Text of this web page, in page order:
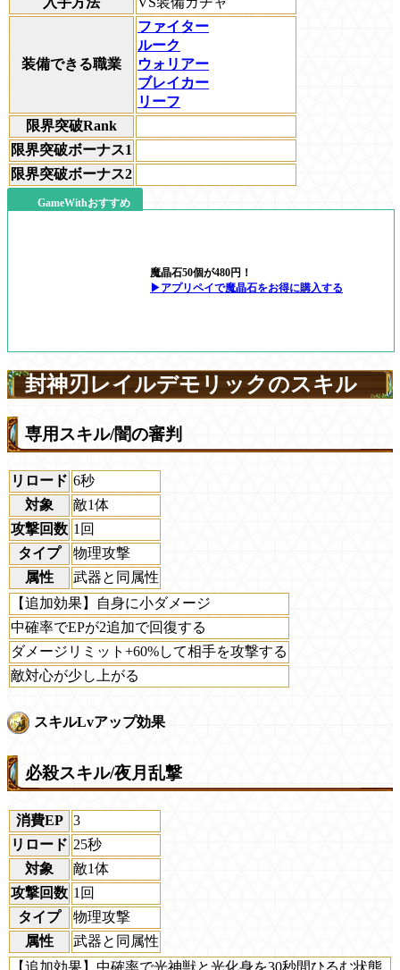
装備できる職業
ファイター
ルーク
ウォリアー
ブレイカー
リーフ
限界突破Rank
限界突破ボーナス1
限界突破ボーナス2
GameWithおすすめ
魔晶石50個が480円！
▶アプリペイで魔晶石をお得に購入する
封神刃レイルデモリックのスキル
専用スキル/闇の審判
リロード 6秒
対象
敵1体
攻撃回数 1回
タイプ
物理攻撃
属性
武器と同属性
【追加効果】自身に小ダメージ
中確率でEPが2追加で回復する
ダメージリミット+60%して相手を攻撃する
敵対心が少し上がる
スキルLvアップ効果
必殺スキル/夜月乱撃
消費EP
3
リロード 25秒
対象
敵1体
攻撃回数 1回
タイプ
物理攻撃
属性
武器と同属性
【追加効果】中確率で光神獣と光化身を30秒間ひるむ状態